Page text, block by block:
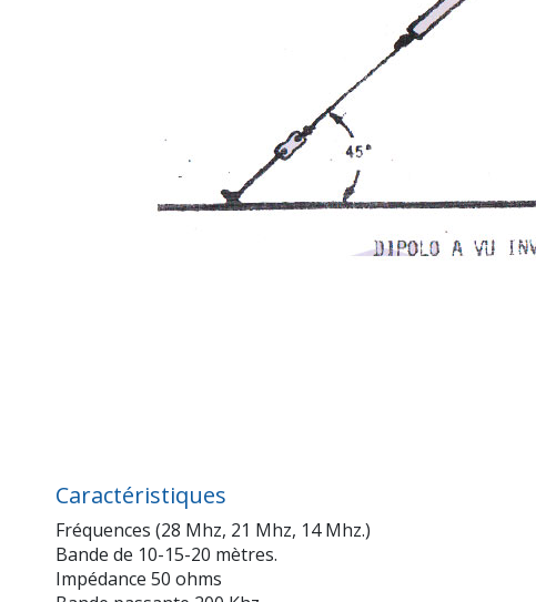
Caractéristiques
Fréquences (28 Mhz, 21 Mhz, 14 Mhz.)
Bande de 10-15-20 mètres.
Impédance 50 ohms